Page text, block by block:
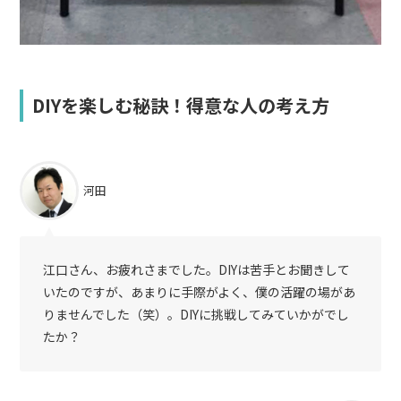
DIYを楽しむ秘訣！得意な人の考え方
河田
江口さん、お疲れさまでした。DIYは苦手とお聞きして
いたのですが、あまりに手際がよく、僕の活躍の場があ
りませんでした（笑）。DIYに挑戦してみていかがでし
たか？